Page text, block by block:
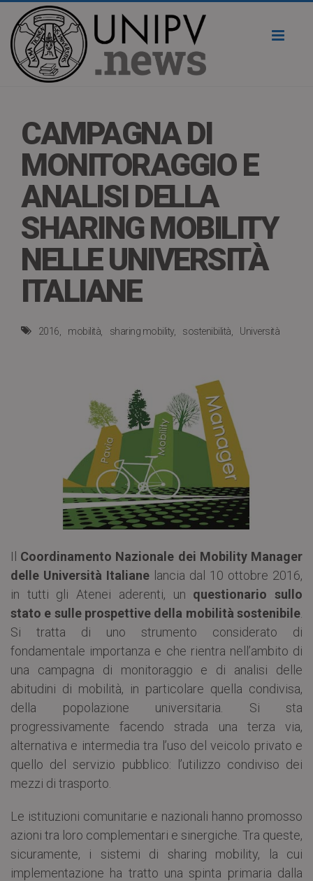
CAMPAGNA DI
MONITORAGGIO E
ANALISI DELLA
SHARING MOBILITY
NELLE UNIVERSITÀ
ITALIANE
2016 mobilità sharing mobility sostenibilità Università
Il Coordinamento Nazionale dei Mobility Manager
delle Università Italiane lancia dal 10 ottobre 2016,
in tutti gli Atenei aderenti, un questionario sullo
stato e sulle prospettive della mobilità sostenibile
Si tratta di uno strumento considerato di
fondamentale importanza e che rientra nell’ambito di
una campagna di monitoraggio e di analisi delle
abitudini di mobilità, in particolare quella condivisa,
della popolazione universitaria. Si sta
progressivamente facendo strada una terza via,
alternativa e intermedia tra l’uso del veicolo privato e
quello del servizio pubblico: l’utilizzo condiviso dei
mezzi di trasporto.
Le istituzioni comunitarie e nazionali hanno promosso
azioni tra loro complementari e sinergiche. Tra queste,
sicuramente, i sistemi di sharing mobility, la cui
implementazione ha tratto una spinta primaria dalla